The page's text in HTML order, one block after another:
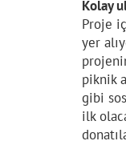
Kolay
Proje
yer
piknik
gibi
ilk